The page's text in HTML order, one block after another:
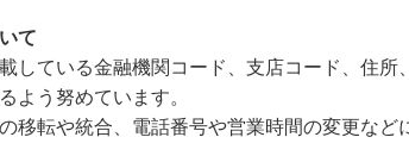
て
している金融機関コード、支店コード、住
よう努めています。
移転や統合、電話番号や営業時間の変更な